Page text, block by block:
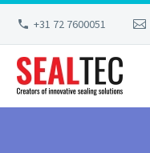
+31 72 7600051